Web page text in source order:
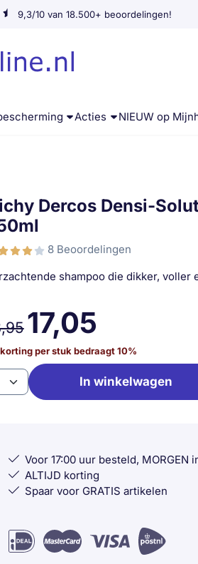
9,3/10 van 18.500+ beoordelingen!
Acties NIEUW op
Dercos Densi-
8 Beoordelingen
shampoo die dikker, voller
17,05
per stuk bedraagt10%
In winkelwagen
Voor 17:00 uur besteld, MORGEN
ALTIJD korting
Spaar voor GRATIS artikelen